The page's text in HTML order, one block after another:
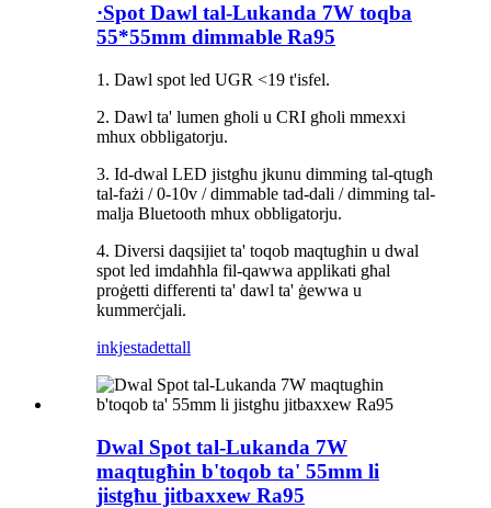
·Spot Dawl tal-Lukanda 7W toqba
55*55mm dimmable Ra95
1. Dawl spot led UGR <19 t'isfel.
2. Dawl ta' lumen għoli u CRI għoli mmexxi
mhux obbligatorju.
3. Id-dwal LED jistgħu jkunu dimming tal-qtugħ
tal-fażi / 0-10v / dimmable tad-dali / dimming tal-
malja Bluetooth mhux obbligatorju.
4. Diversi daqsijiet ta' toqob maqtugħin u dwal
spot led imdaħħla fil-qawwa applikati għal
proġetti differenti ta' dawl ta' ġewwa u
kummerċjali.
inkjestadettall
Dwal Spot tal-Lukanda 7W
maqtugħin b'toqob ta' 55mm li
jistgħu jitbaxxew Ra95